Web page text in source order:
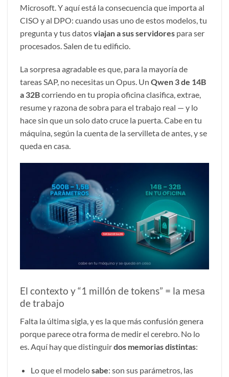
Microsoft. Y aquí está la consecuencia que importa al
CISO y al DPO: cuando usas uno de estos modelos, tu
pregunta y tus datosviajan a sus servidores para ser
procesados. Salen de tu edificio.
La sorpresa agradable es que, para la mayoría de
tareas SAP, no necesitas un Opus. Un Qwen 3 de 14B
a 32Bcorriendo en tu propia oficina clasifica, extrae,
resume y razona de sobra para el trabajo real — y lo
hace sin que un solo dato cruce la puerta. Cabe en tu
máquina, según la cuenta de la servilleta de antes, y se
queda en casa.
El contexto y “1 millón de tokens” = la mesa
de trabajo
Falta la última sigla, y es la que más confusión genera
porque parece otra forma de medir el cerebro. No lo
es. Aquí hay que distinguirdos memorias distintas:
Lo que el modelosabe: son sus parámetros, las